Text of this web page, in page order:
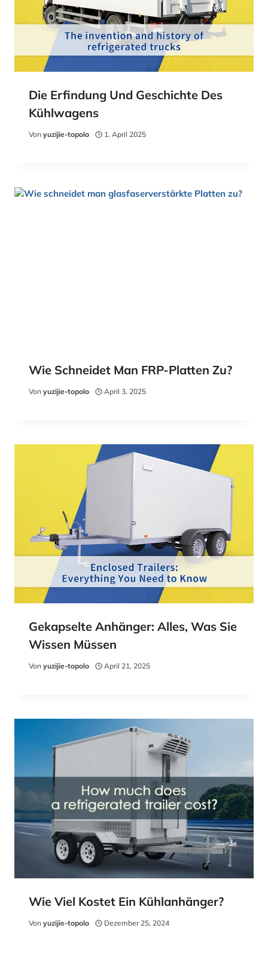
Die Erfindung Und Geschichte Des
Kühlwagens
Von yuzijie-topolo 1. April 2025
Wie Schneidet Man FRP-Platten Zu?
Von yuzijie-topolo April 3, 2025
Gekapselte Anhänger: Alles, Was Sie
Wissen Müssen
Von yuzijie-topolo April 21, 2025
Wie Viel Kostet Ein Kühlanhänger?
Von yuzijie-topolo Dezember 25, 2024